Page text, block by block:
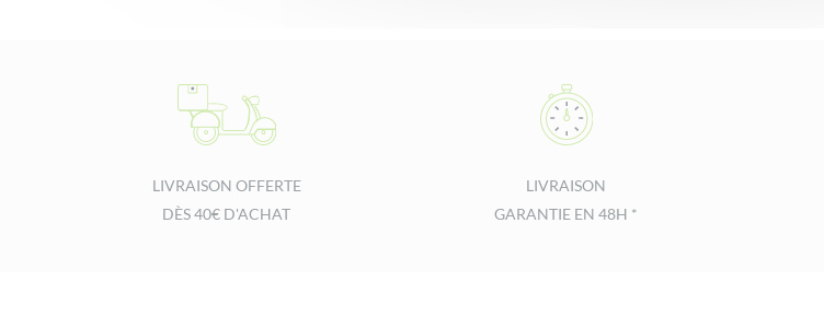
LIVRAISON OFFERTE
DÈS 40€ D'ACHAT
LIVRAISON
GARANTIE EN 48H *